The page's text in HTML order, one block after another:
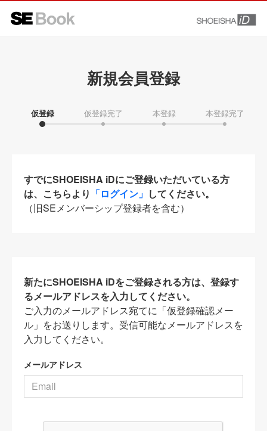
新規会員登録
仮登録 仮登録完了 本登録 本登録完了
すでにSHOEISHA iDにご登録いただいている方
は、こちらより 「ログイン」 してください。
（旧SEメンバーシップ登録者を含む）
新たにSHOEISHA iDをご登録される方は、登録す
るメールアドレスを入力してください。
ご入力のメールアドレス宛てに「仮登録確認メー
ル」をお送りします。受信可能なメールアドレスを
入力してください。
メールアドレス